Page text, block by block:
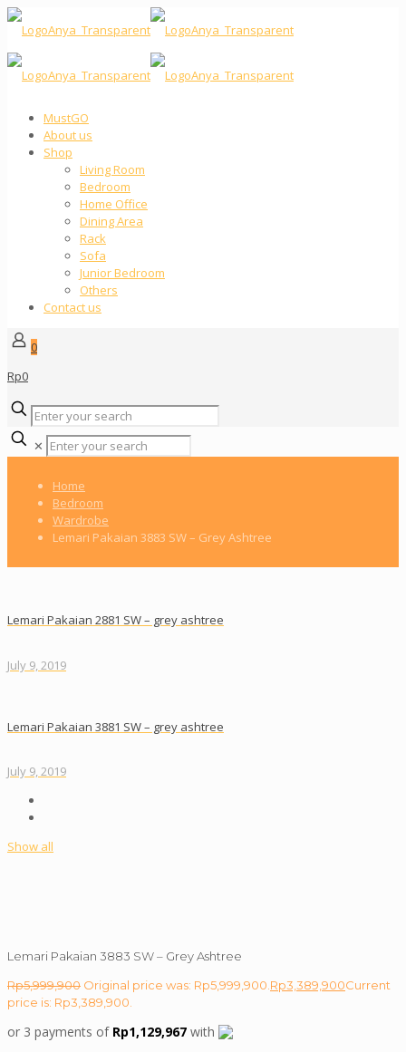
MustGO
About us
Shop
Living Room
Bedroom
Home Office
Dining Area
Rack
Sofa
Junior Bedroom
Others
Contact us
0
Rp0
✕
Home
Bedroom
Wardrobe
Lemari Pakaian 3883 SW – Grey Ashtree
Lemari Pakaian 2881 SW – grey ashtree
July 9, 2019
Lemari Pakaian 3881 SW – grey ashtree
July 9, 2019
Show all
Lemari Pakaian 3883 SW – Grey Ashtree
Rp5,999,900 Original price was: Rp5,999,900. Rp3,389,900Current
price is: Rp3,389,900.
or 3 payments of Rp1,129,967 with